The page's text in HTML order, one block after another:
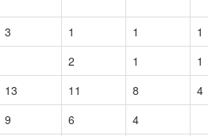
3 1 1
1
2 1
1
13 11 8
4
9 6
4